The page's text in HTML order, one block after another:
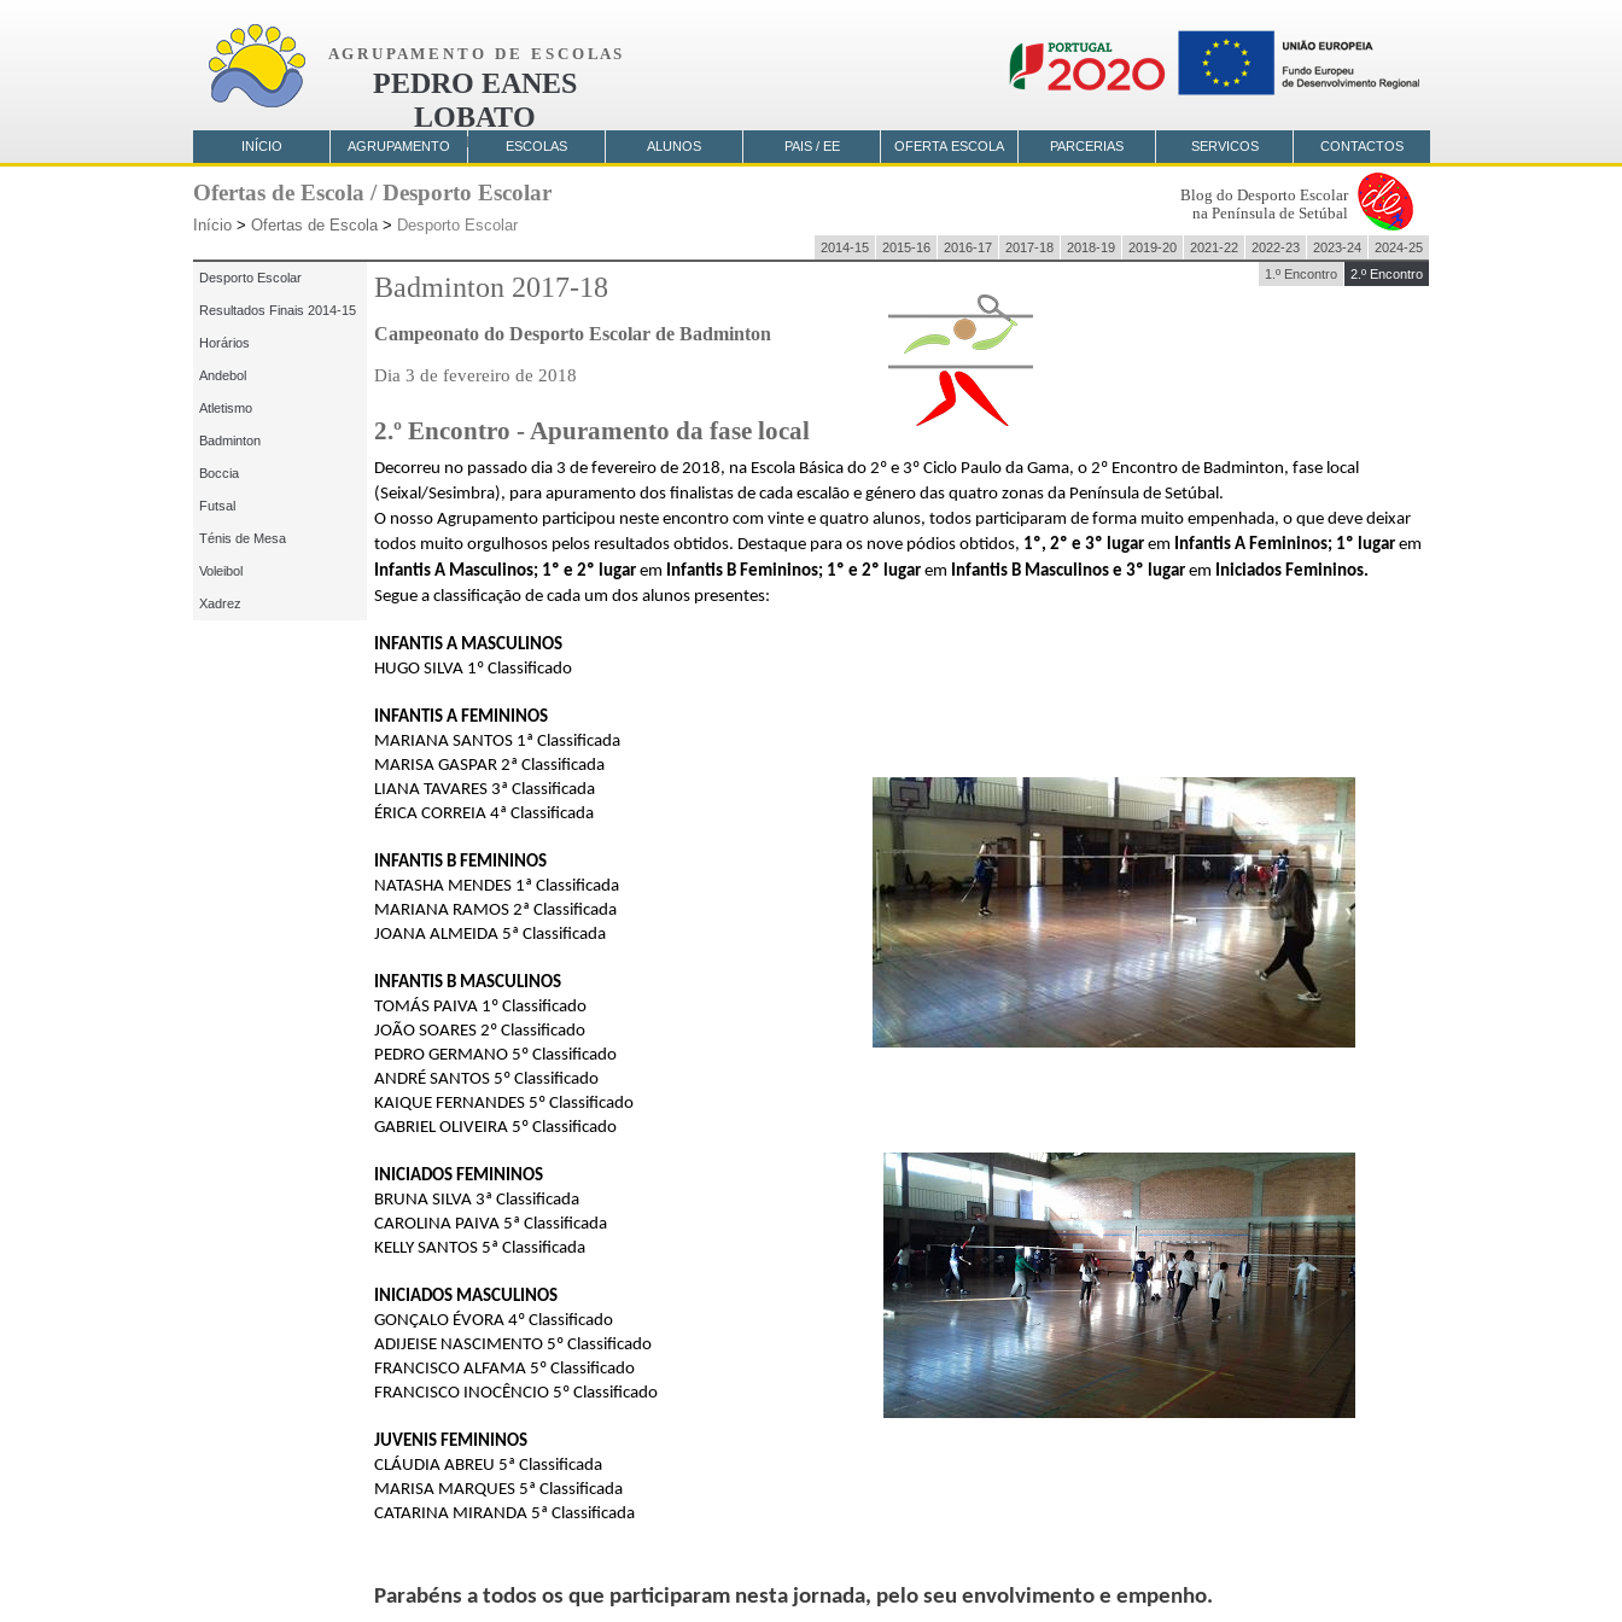
A G R U P A M E N T O D E E S C O L A S
PEDRO EANES
LOBATO
AMORA
1.º Encontro 2.º Encontro
Início > Ofertas de Escola > Desporto Escolar
Badminton 2017-18
Ofertas de Escola / Desporto Escolar
Blog do Desporto Escolar
na Península de Setúbal
Campeonato do Desporto Escolar de Badminton
Dia 3 de fevereiro de 2018
2.º Encontro - Apuramento da fase local
Decorreu no passado dia 3 de fevereiro de 2018, na Escola Básica do 2º e 3º Ciclo Paulo da Gama, o 2º Encontro de Badminton, fase local
(Seixal/Sesimbra), para apuramento dos finalistas de cada escalão e género das quatro zonas da Península de Setúbal.
O nosso Agrupamento participou neste encontro com vinte e quatro alunos, todos participaram de forma muito empenhada, o que deve deixar
todos muito orgulhosos pelos resultados obtidos. Destaque para os nove pódios obtidos, 1º, 2º e 3º lugar em Infantis A Femininos; 1º lugar em
Infantis A Masculinos; 1º e 2º lugar em Infantis B Femininos; 1º e 2º lugar em Infantis B Masculinos e 3º lugar em Iniciados Femininos.
Segue a classificação de cada um dos alunos presentes:
INFANTIS A MASCULINOS
HUGO SILVA 1º Classificado
INFANTIS A FEMININOS
MARIANA SANTOS 1ª Classificada
MARISA GASPAR 2ª Classificada
LIANA TAVARES 3ª Classificada
ÉRICA CORREIA 4ª Classificada
INFANTIS B FEMININOS
NATASHA MENDES 1ª Classificada
MARIANA RAMOS 2ª Classificada
JOANA ALMEIDA 5ª Classificada
INFANTIS B MASCULINOS
TOMÁS PAIVA 1º Classificado
JOÃO SOARES 2º Classificado
PEDRO GERMANO 5º Classificado
ANDRÉ SANTOS 5º Classificado
KAIQUE FERNANDES 5º Classificado
GABRIEL OLIVEIRA 5º Classificado
INICIADOS FEMININOS
BRUNA SILVA 3ª Classificada
CAROLINA PAIVA 5ª Classificada
KELLY SANTOS 5ª Classificada
INICIADOS MASCULINOS
GONÇALO ÉVORA 4º Classificado
ADIJEISE NASCIMENTO 5º Classificado
FRANCISCO ALFAMA 5º Classificado
FRANCISCO INOCÊNCIO 5º Classificado
JUVENIS FEMININOS
CLÁUDIA ABREU 5ª Classificada
MARISA MARQUES 5ª Classificada
CATARINA MIRANDA 5ª Classificada
Parabéns a todos os que participaram nesta jornada, pelo seu envolvimento e empenho.
2014-15 2015-16 2016-17 2017-18 2018-19 2019-20 2021-22 2022-23 2023-24 2024-25
Desporto Escolar
Resultados Finais 2014-15
Horários
Andebol
Atletismo
Badminton
Boccia
Futsal
Ténis de Mesa
Voleibol
Xadrez
INÍCIO AGRUPAMENTO ESCOLAS ALUNOS PAIS / EE OFERTA ESCOLA PARCERIAS SERVICOS CONTACTOS